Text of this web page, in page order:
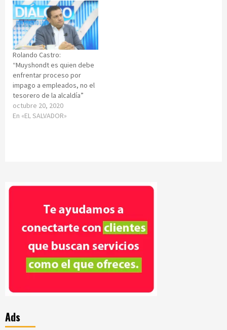
Rolando Castro:
“Muyshondt es quien debe
enfrentar proceso por
impago a empleados, no el
tesorero de la alcaldía”
octubre 20, 2020
En «EL SALVADOR»
Ads